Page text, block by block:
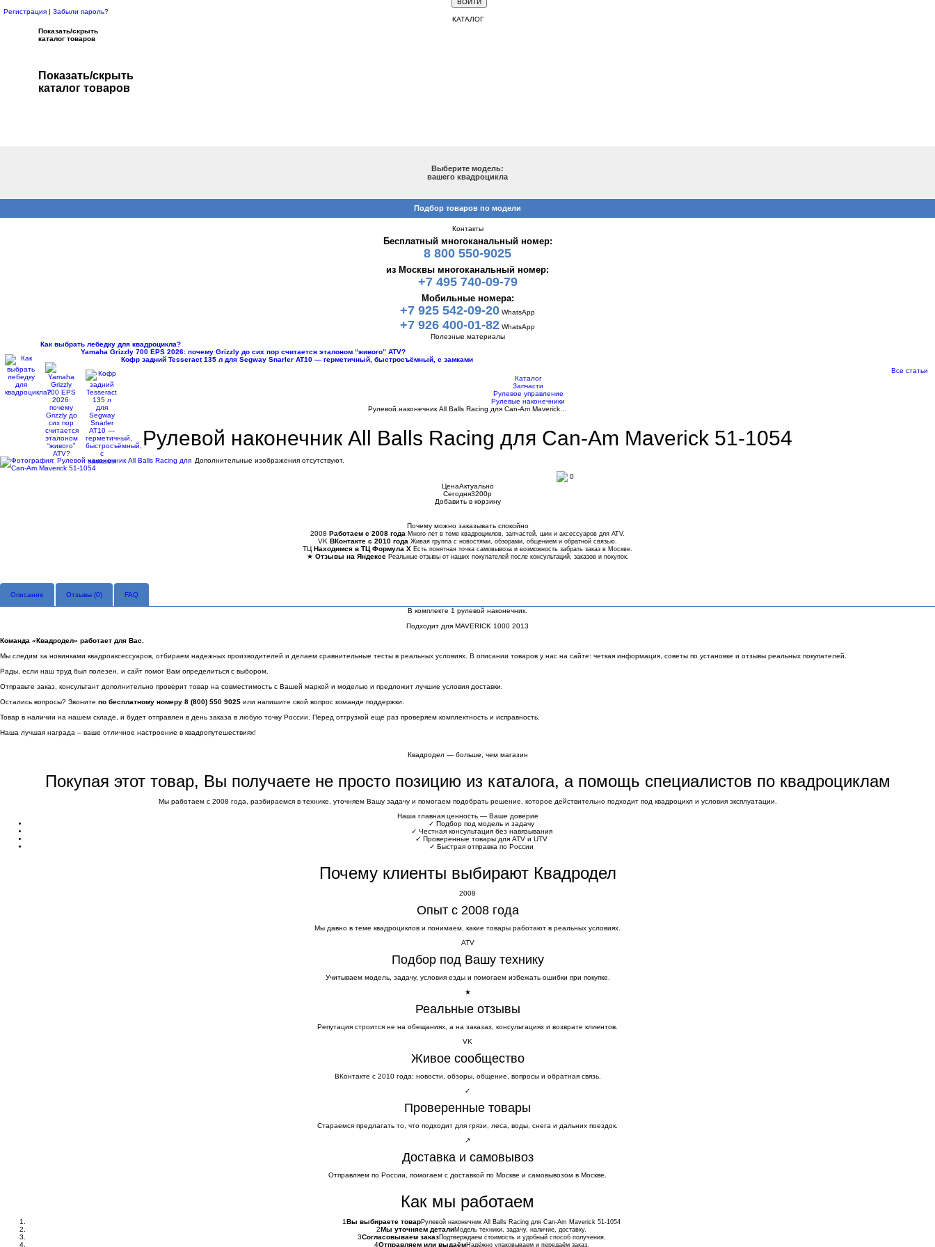
Регистрация
Забыли пароль?
КАТАЛОГ
Показать/скрыть
каталог товаров
Показать/скрыть
каталог товаров
Выберите модель:
вашего квадроцикла
Подбор товаров по модели
Контакты
Бесплатный многоканальный номер:
8 800 550-9025
из Москвы многоканальный номер:
+7 495 740-09-79
Мобильные номера:
+7 925 542-09-20 WhatsApp
+7 926 400-01-82 WhatsApp
Полезные материалы
Как выбрать лебедку для квадроцикла?
Yamaha Grizzly 700 EPS 2026: почему Grizzly до сих пор считается эталоном “живого” ATV?
Кофр задний Tesseract 135 л для Segway Snarler AT10 — герметичный, быстросъёмный, с замками
Все статьи
Каталог
Запчасти
Рулевое управление
Рулевые наконечники
Рулевой наконечник All Balls Racing для Can-Am Maverick…
Рулевой наконечник All Balls Racing для Can-Am Maverick 51-1054
Дополнительные изображения отсутствуют.
0
ЦенаАктуально
Сегодня3200p
Добавить в корзину
Почему можно заказывать спокойно
2008 Работаем с 2008 года Много лет в теме квадроциклов, запчастей, шин и аксессуаров для ATV.
VK ВКонтакте с 2010 года Живая группа с новостями, обзорами, общением и обратной связью.
ТЦ Находимся в ТЦ Формула Х Есть понятная точка самовывоза и возможность забрать заказ в Москве.
★ Отзывы на Яндексе Реальные отзывы от наших покупателей после консультаций, заказов и покупок.
Описание Отзывы (0) FAQ
В комплекте 1 рулевой наконечник.
Подходит для MAVERICK 1000 2013
Команда «Квадродел» работает для Вас.
Мы следим за новинками квадроаксессуаров, отбираем надежных производителей и делаем сравнительные тесты в реальных условиях. В описании товаров у нас на сайте: четкая информация, советы по установке и отзывы реальных покупателей.
Рады, если наш труд был полезен, и сайт помог Вам определиться с выбором.
Отправьте заказ, консультант дополнительно проверит товар на совместимость с Вашей маркой и моделью и предложит лучшие условия доставки.
Остались вопросы? Звоните по бесплатному номеру 8 (800) 550 9025 или напишите свой вопрос команде поддержки.
Товар в наличии на нашем складе, и будет отправлен в день заказа в любую точку России. Перед отгрузкой еще раз проверяем комплектность и исправность.
Наша лучшая награда – ваше отличное настроение в квадропутешествиях!
Квадродел — больше, чем магазин
Покупая этот товар, Вы получаете не просто позицию из каталога, а помощь специалистов по квадроциклам
Мы работаем с 2008 года, разбираемся в технике, уточняем Вашу задачу и помогаем подобрать решение, которое действительно подходит под квадроцикл и условия эксплуатации.
Наша главная ценность — Ваше доверие
✓ Подбор под модель и задачу
✓ Честная консультация без навязывания
✓ Проверенные товары для ATV и UTV
✓ Быстрая отправка по России
Почему клиенты выбирают Квадродел
2008
Опыт с 2008 года
Мы давно в теме квадроциклов и понимаем, какие товары работают в реальных условиях.
ATV
Подбор под Вашу технику
Учитываем модель, задачу, условия езды и помогаем избежать ошибки при покупке.
★
Реальные отзывы
Репутация строится не на обещаниях, а на заказах, консультациях и возврате клиентов.
VK
Живое сообщество
ВКонтакте с 2010 года: новости, обзоры, общение, вопросы и обратная связь.
✓
Проверенные товары
Стараемся предлагать то, что подходит для грязи, леса, воды, снега и дальних поездок.
↗
Доставка и самовывоз
Отправляем по России, помогаем с доставкой по Москве и самовывозом в Москве.
Как мы работаем
1 Вы выбираете товарРулевой наконечник All Balls Racing для Can-Am Maverick 51-1054
2 Мы уточняем деталиМодель техники, задачу, наличие, доставку.
3Согласовываем заказПодтверждаем стоимость и удобный способ получения.
4Отправляем или выдаёмНадёжно упаковываем и передаём заказ.